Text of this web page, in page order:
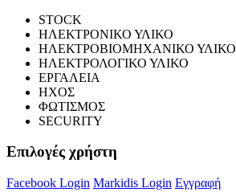
STOCK
ΗΛΕΚΤΡΟΝΙΚΟ ΥΛΙΚΟ
ΗΛΕΚΤΡΟΒΙΟΜΗΧΑΝΙΚΟ ΥΛΙΚΟ
ΗΛΕΚΤΡΟΛΟΓΙΚΟ ΥΛΙΚΟ
ΕΡΓΑΛΕΙΑ
ΗΧΟΣ
ΦΩΤΙΣΜΟΣ
SECURITY
Επιλογές χρήστη
Facebook Login Markidis Login Εγγραφή